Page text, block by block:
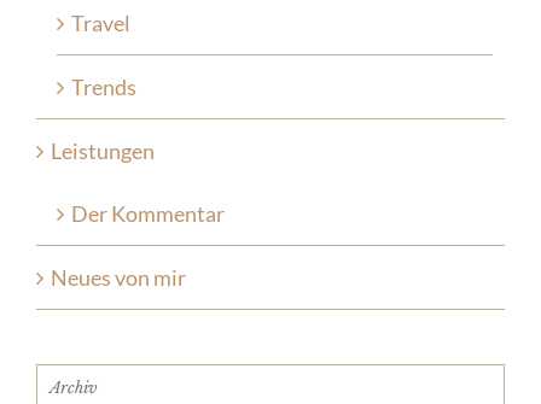
Travel
Trends
Leistungen
Der Kommentar
Neues von mir
Archiv